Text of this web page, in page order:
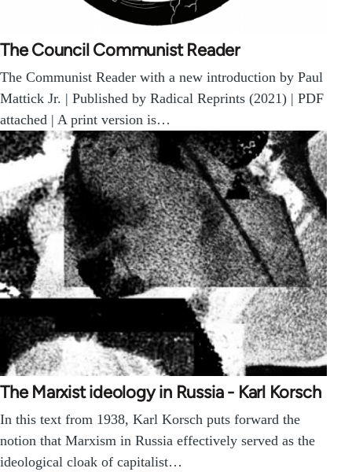
The Council Communist Reader
The Communist Reader with a new introduction by Paul
Mattick Jr. | Published by Radical Reprints (2021) | PDF
attached | A print version is…
The Marxist ideology in Russia - Karl Korsch
In this text from 1938, Karl Korsch puts forward the
notion that Marxism in Russia effectively served as the
ideological cloak of capitalist…